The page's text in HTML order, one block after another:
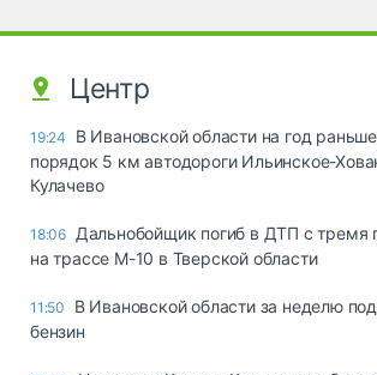
Центр
19:24
В Ивановской области на год
порядок 5 км автодороги Ильинское-
Кулачево
18:06 Дальнобойщик погиб в ДТП с тремя
на трассе М-10 в Тверской области
11:50
В Ивановской области за неделю
бензин